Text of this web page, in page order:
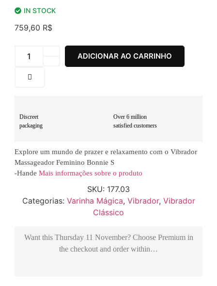
IN STOCK
759,60 R$
ADICIONAR AO CARRINHO
Discreet
packaging
Over 6 million
satisfied customers
Explore um mundo de prazer e relaxamento com o Vibrador
Massageador Feminino Bonnie S
-Hande Mais informações sobre o produto
SKU: 177.03
Categorias: Varinha Mágica, Vibrador, Vibrador
Clássico
Want this Thursday 11 November? Choose Premiumin
the checkout and order within…